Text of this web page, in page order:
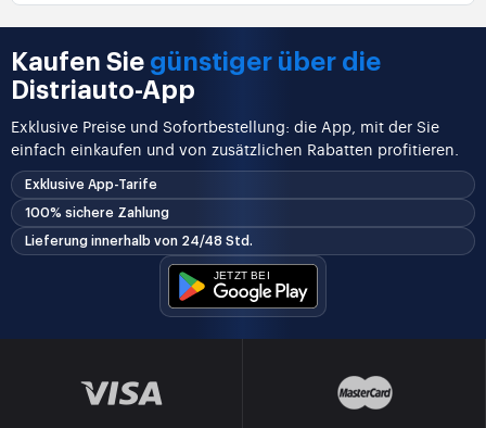
Kaufen Sie günstiger über die
Distriauto-App
Exklusive Preise und Sofortbestellung: die App, mit der Sie
einfach einkaufen und von zusätzlichen Rabatten profitieren.
Exklusive App-Tarife
100% sichere Zahlung
Lieferung innerhalb von 24/48 Std.